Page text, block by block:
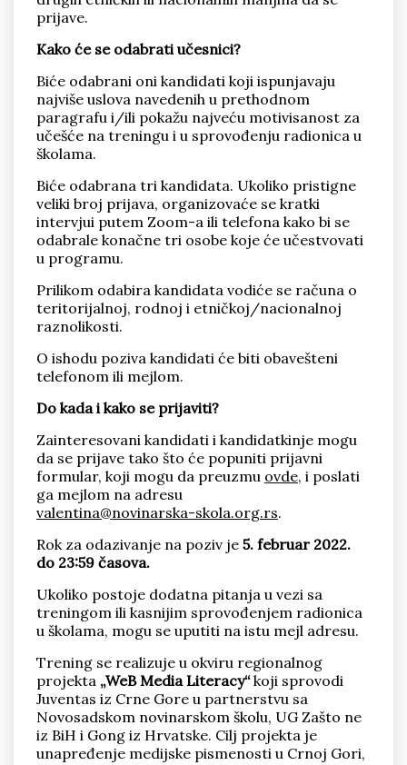
prijave.
Kako će se odabrati učesnici?
Biće odabrani oni kandidati koji ispunjavaju
najviše uslova navedenih u prethodnom
paragrafu i/ili pokažu najveću motivisanost za
učešće na treningu i u sprovođenju radionica u
školama.
Biće odabrana tri kandidata. Ukoliko pristigne
veliki broj prijava, organizovaće se kratki
intervjui putem Zoom-a ili telefona kako bi se
odabrale konačne tri osobe koje će učestvovati
u programu.
Prilikom odabira kandidata vodiće se računa o
teritorijalnoj, rodnoj i etničkoj/nacionalnoj
raznolikosti.
O ishodu poziva kandidati će biti obavešteni
telefonom ili mejlom.
Do kada i kako se prijaviti?
Zainteresovani kandidati i kandidatkinje mogu
da se prijave tako što će popuniti prijavni
formular, koji mogu da preuzmu ovde, i poslati
ga mejlom na adresu
valentina@novinarska-skola.org.rs.
Rok za odazivanje na poziv je 5. februar 2022.
do 23:59 časova.
Ukoliko postoje dodatna pitanja u vezi sa
treningom ili kasnijim sprovođenjem radionica
u školama, mogu se uputiti na istu mejl adresu.
Trening se realizuje u okviru regionalnog
projekta „WeB Media Literacy“koji sprovodi
Juventas iz Crne Gore u partnerstvu sa
Novosadskom novinarskom školu, UG Zašto ne
iz BiH i Gong iz Hrvatske. Cilj projekta je
unapređenje medijske pismenosti u Crnoj Gori,